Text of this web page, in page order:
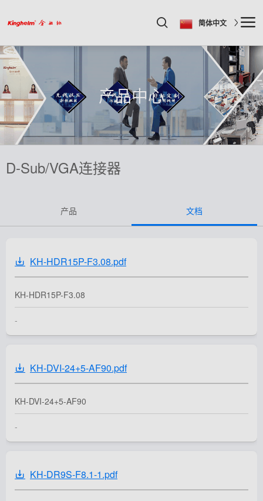
简体中文
产品中心
D-Sub/VGA连接器
产品 文档
KH-HDR15P-F3.08.pdf
KH-HDR15P-F3.08
-
KH-DVI-24+5-AF90.pdf
KH-DVI-24+5-AF90
-
KH-DR9S-F8.1-1.pdf